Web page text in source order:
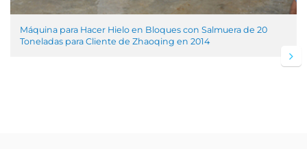
Máquina para Hacer Hielo en Bloques con Salmuera de 20
Toneladas para Cliente de Zhaoqing en 2014